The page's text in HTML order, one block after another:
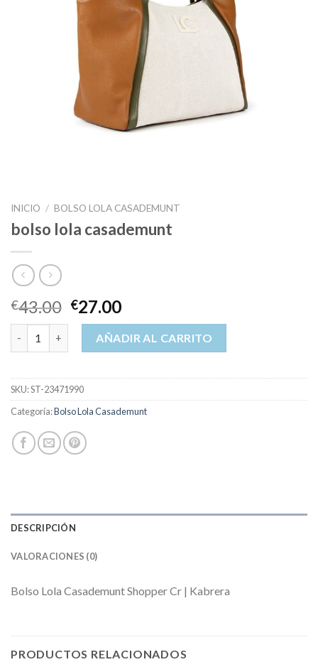
INICIO / BOLSO LOLA CASADEMUNT
bolso lola casademunt
€43.00 €27.00
bolso lola casademunt cantidad
AÑADIR AL CARRITO
SKU:ST-23471990
Categoría:Bolso Lola Casademunt
DESCRIPCIÓN
VALORACIONES (0)
Bolso Lola Casademunt Shopper Cr | Kabrera
PRODUCTOS RELACIONADOS